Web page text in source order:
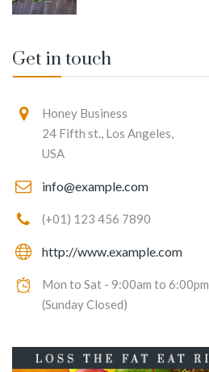
Get in touch
Honey Business
24 Fifth st., Los Angeles,
USA
info@example.com
(+01) 123 456 7890
http://www.example.com
Mon to Sat - 9:00am to 6:00pm
(Sunday Closed)